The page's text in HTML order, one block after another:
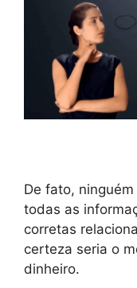
De fato,
todas as
corretas
certeza seria o
dinheiro.